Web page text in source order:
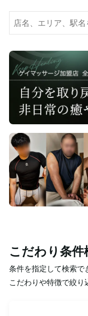
検
索
こだわり条件
条件を指定して検索で
こだわりや特徴で絞り